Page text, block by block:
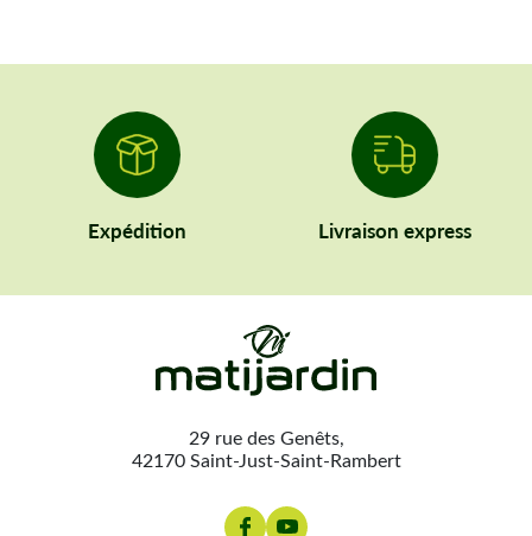
Expédition Livraison express
29 rue des Genêts,
42170 Saint-Just-Saint-Rambert